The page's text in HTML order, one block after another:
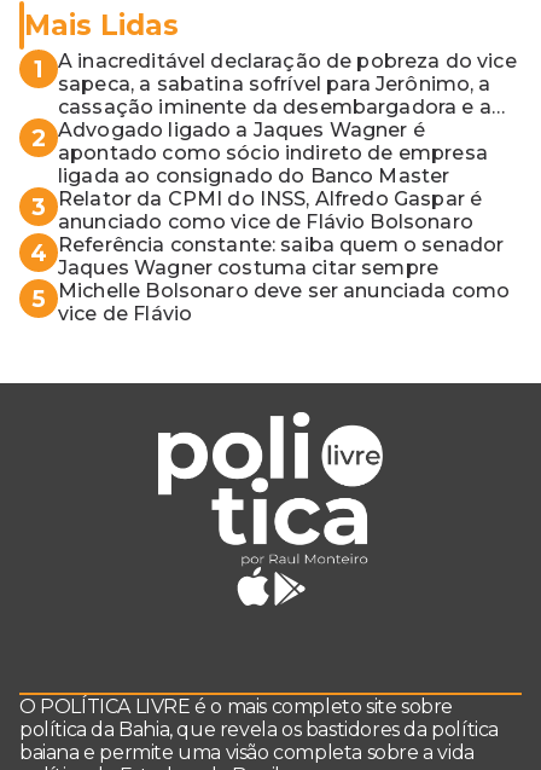
Mais Lidas
1
A inacreditável declaração de pobreza do vice
sapeca, a sabatina sofrível para Jerônimo, a
cassação iminente da desembargadora e a
vaga do Quinto para o MP baiano
2 Advogado ligado a Jaques Wagner é
apontado como sócio indireto de empresa
ligada ao consignado do Banco Master
3
Relator da CPMI do INSS, Alfredo Gaspar é
anunciado como vice de Flávio Bolsonaro
4
Referência constante: saiba quem o senador
Jaques Wagner costuma citar sempre
5
Michelle Bolsonaro deve ser anunciada como
vice de Flávio
O POLÍTICA LIVRE é o mais completo site sobre
política da Bahia, que revela os bastidores da política
baiana e permite uma visão completa sobre a vida